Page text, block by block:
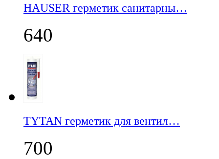
НАUSER герметик санитарны…
640
TYTAN герметик для вентил…
700